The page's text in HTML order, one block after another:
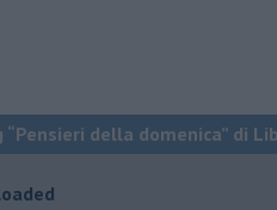
della domenica” di